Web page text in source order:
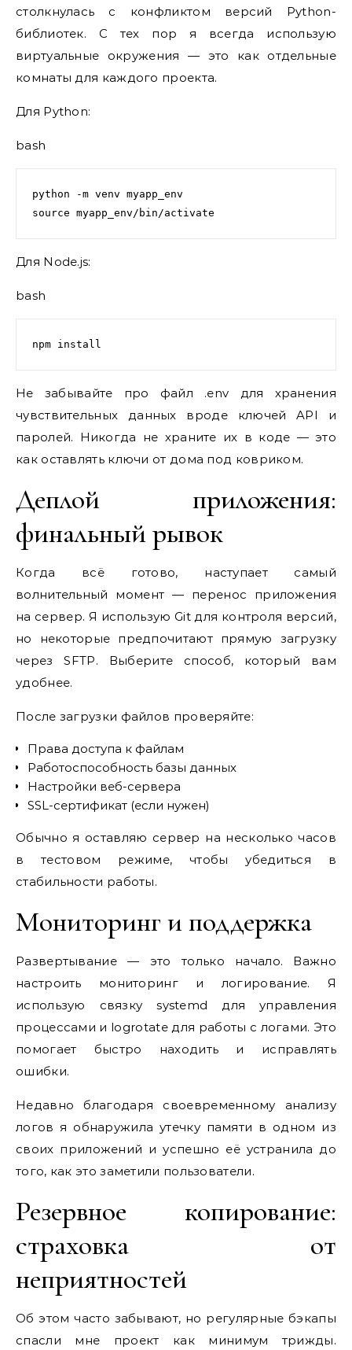
столкнулась с конфликтом версий Python-
библиотек. С тех пор я всегда использую
виртуальные окружения — это как отдельные
комнаты для каждого проекта.
Для Python:
bash
python -m venv myapp_env
source myapp_env/bin/activate
Для Node.js:
bash
npm install
Не забывайте про файл .env для хранения
чувствительных данных вроде ключей API и
паролей. Никогда не храните их в коде — это
как оставлять ключи от дома под ковриком.
Деплой приложения:
финальный рывок
Когда всё готово, наступает самый
волнительный момент — перенос приложения
на сервер. Я использую Git для контроля версий,
но некоторые предпочитают прямую загрузку
через SFTP. Выберите способ, который вам
удобнее.
После загрузки файлов проверяйте:
Права доступа к файлам
Работоспособность базы данных
Настройки веб-сервера
SSL-сертификат (если нужен)
Обычно я оставляю сервер на несколько часов
в тестовом режиме, чтобы убедиться в
стабильности работы.
Мониторинг и поддержка
Развертывание — это только начало. Важно
настроить мониторинг и логирование. Я
использую связку systemd для управления
процессами и logrotate для работы с логами. Это
помогает быстро находить и исправлять
ошибки.
Недавно благодаря своевременному анализу
логов я обнаружила утечку памяти в одном из
своих приложений и успешно её устранила до
того, как это заметили пользователи.
Резервное копирование:
страховка от
неприятностей
Об этом часто забывают, но регулярные бэкапы
спасли мне проект как минимум трижды.